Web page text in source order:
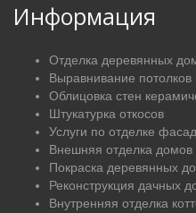
Информация
Отделка деревянных
Выравнивание потолков
Облицовка стен
Штукатурка откосов
Услуги по отделке
Внешняя отделка домов
Покраска деревянных
Реконструкция дачных
Внутренняя отделка